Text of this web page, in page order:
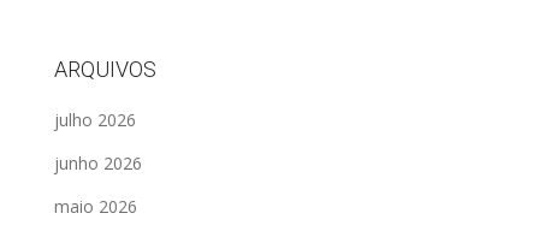
ARQUIVOS
julho 2026
junho 2026
maio 2026